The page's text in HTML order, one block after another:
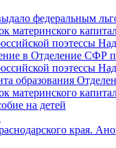
федеральным
материнского
поэтессы
в Отделение
поэтессы
образования
материнского
на детей
края.